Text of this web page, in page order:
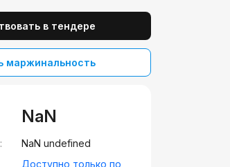
в тендере
маржинальность
NaN
NaN undefined
Доступно только по